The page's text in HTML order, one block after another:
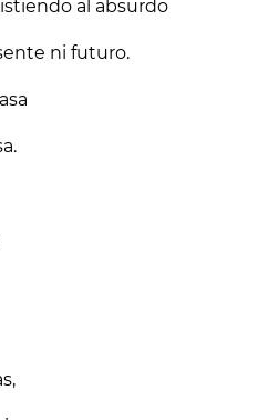
al absurdo
ni futuro.